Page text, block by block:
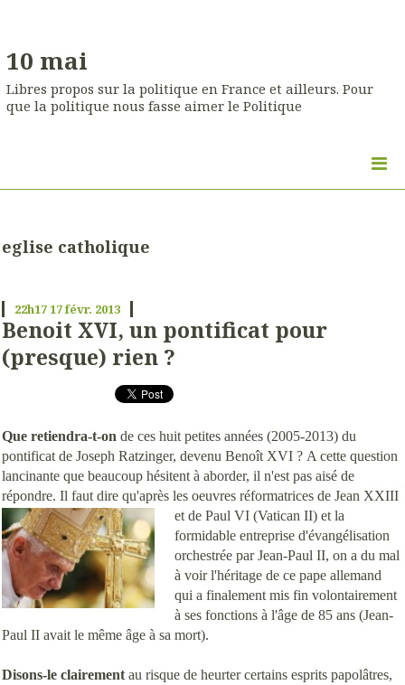
10 mai
Libres propos sur la politique en France et ailleurs. Pour
que la politique nous fasse aimer le Politique
eglise catholique
22h1717févr. 2013
Benoit XVI, un pontificat pour
(presque) rien ?
Que retiendra-t-on de ces huit petites années (2005-2013) du
pontificat de Joseph Ratzinger, devenu Benoît XVI ? A cette question
lancinante que beaucoup hésitent à aborder, il n'est pas aisé de
répondre. Il faut dire qu'après les oeuvres réformatrices de Jean XXIII
et de Paul VI (Vatican II) et la
formidable entreprise d'évangélisation
orchestrée par Jean-Paul II, on a du mal
à voir l'héritage de ce pape allemand
qui a finalement mis fin volontairement
à ses fonctions à l'âge de 85 ans (Jean-
Paul II avait le même âge à sa mort).
Disons-le clairement au risque de heurter certains esprits papolâtres,